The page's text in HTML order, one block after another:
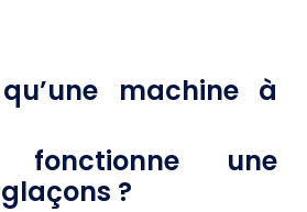
machine à
fonctionne une
?